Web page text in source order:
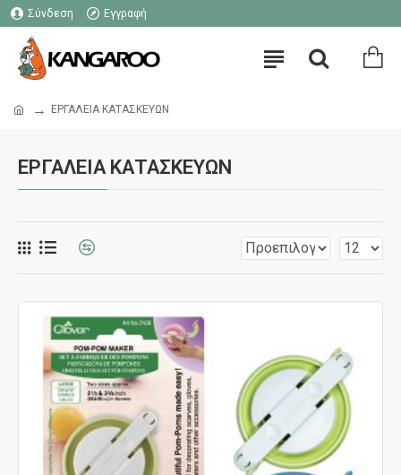
Σύνδεση Εγγραφή
ΕΡΓΑΛΕΙΑ ΚΑΤΑΣΚΕΥΩΝ
ΕΡΓΑΛΕΙΑ ΚΑΤΑΣΚΕΥΩΝ